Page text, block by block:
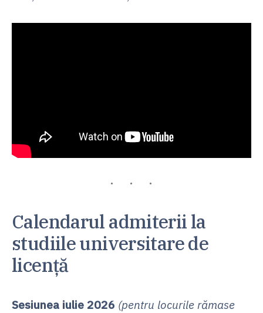
Calendarul admiterii la
studiile universitare de
licenţă
Sesiunea iulie 2026 (pentru locurile rămase